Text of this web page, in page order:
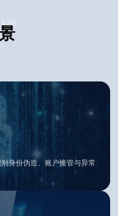
身份伪造、账户接管与异常